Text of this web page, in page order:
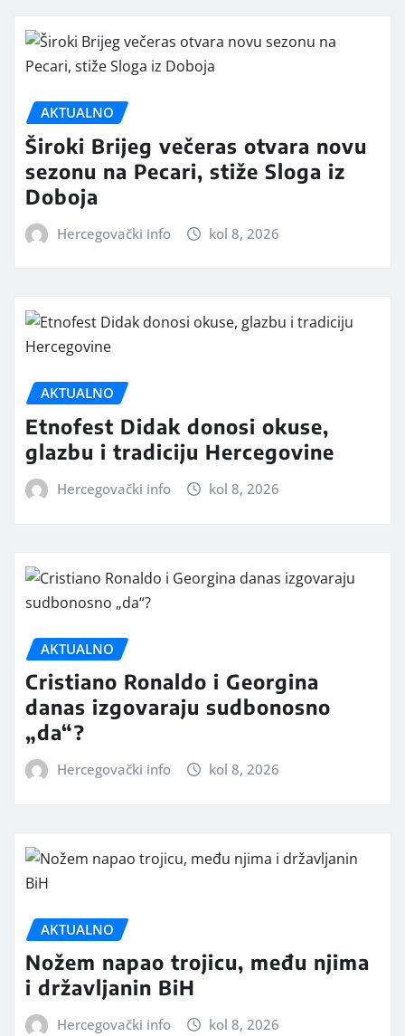
AKTUALNO
Široki Brijeg večeras otvara novu
sezonu na Pecari, stiže Sloga iz
Doboja
Hercegovački info kol 8, 2026
AKTUALNO
Etnofest Didak donosi okuse,
glazbu i tradiciju Hercegovine
Hercegovački info kol 8, 2026
AKTUALNO
Cristiano Ronaldo i Georgina
danas izgovaraju sudbonosno
„da“?
Hercegovački info kol 8, 2026
AKTUALNO
Nožem napao trojicu, među njima
i državljanin BiH
Hercegovački info kol 8, 2026